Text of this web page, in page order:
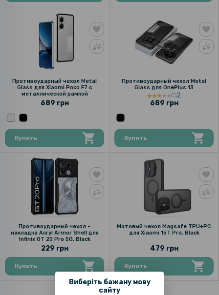
Виберіть бажану мову
сайту
Противоударный чехол Metal
Glass для Xiaomi Poco F7 с
металлической рамкой
689 грн
Купить
Противоударный чехол Metal
Glass для OnePlus 13
2
689 грн
Купить
Противоударный чехол -
накладка Acryl Armor Shell для
Infinix GT 20 Pro 5G, Black
229 грн
Купить
Матовый чехол Magsafe TPU+PC
для Xiaomi 15T Pro, Black
479 грн
Купить